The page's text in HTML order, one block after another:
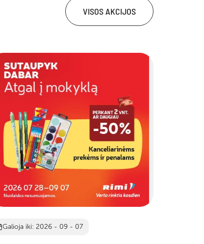
VISOS AKCIJOS
Galioja iki: 2026 - 09 - 07